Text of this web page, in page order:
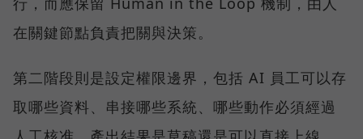
在關鍵節點負責把關與決策。
第二階段則是設定權限邊界，包括 AI 員工可以存
取哪些資料、串接哪些系統、哪些動作必須經過